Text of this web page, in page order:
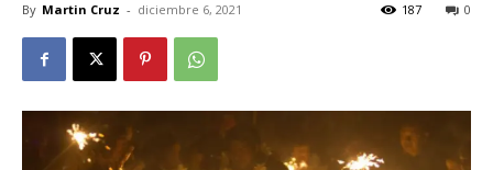
By Martin Cruz - diciembre 6, 2021 0
187